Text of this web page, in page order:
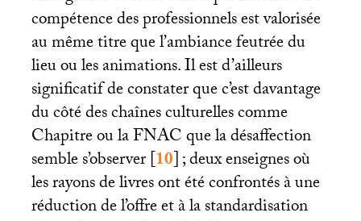
compétence des professionnels est valorisée
au même titre que l’ambiance feutrée du
lieu ou les animations. Il est d’ailleurs
significatif de constater que c’est davantage
du côté des chaînes culturelles comme
Chapitre ou laFNACque la désaffection
semble s’observer[10]; deux enseignes où
les rayons de livres ont été confrontés à une
réduction de l’offre et à la standardisation